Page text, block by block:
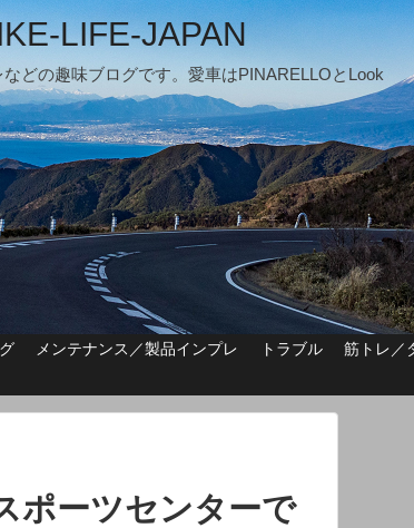
LIFE-JAPAN
どの趣味ブログです。愛車はPINARELLOとLook
メンテナンス／製品インプレ トラブル 筋トレ／
ポーツセンターで